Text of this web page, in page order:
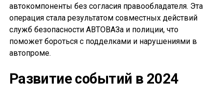
автокомпоненты без согласия правообладателя. Эта
операция стала результатом совместных действий
служб безопасности АВТОВАЗа и полиции, что
поможет бороться с подделками и нарушениями в
автопроме.
Развитие событий в 2024